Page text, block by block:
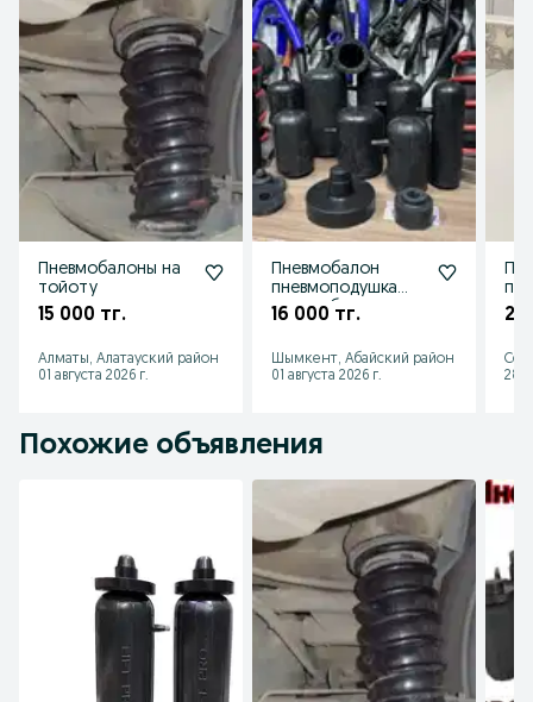
Пневмобалоны на
тойоту
15 000 тг.
Алматы, Алатауский район
01 августа 2026 г.
Пневмобалон
пневмоподушка
пневмобаллоны
16 000 тг.
Шымкент, Абайский район
01 августа 2026 г.
2
28
Похожие объявления